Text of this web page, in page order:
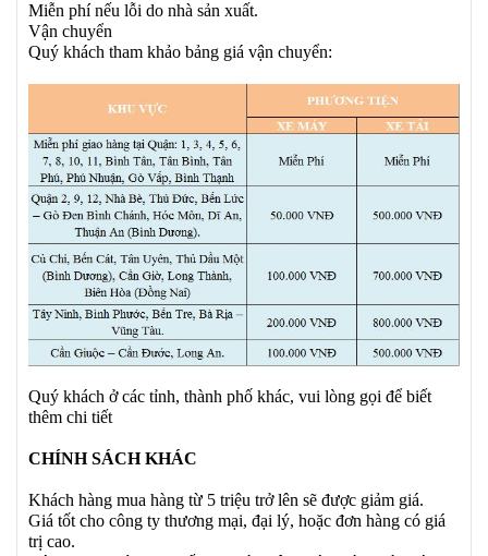
Miễn phí nếu lỗi do nhà sản xuất.
Vận chuyển
Quý khách tham khảo bảng giá vận chuyển:
Quý khách ở các tỉnh, thành phố khác, vui lòng gọi để biết
thêm chi tiết
CHÍNH SÁCH KHÁC
Khách hàng mua hàng từ 5 triệu trở lên sẽ được giảm giá.
Giá tốt cho công ty thương mại, đại lý, hoặc đơn hàng có giá
trị cao.